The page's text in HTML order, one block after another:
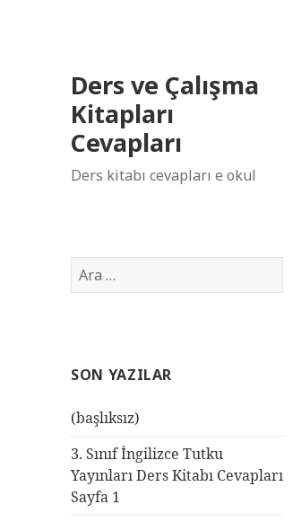
Ders ve Çalışma
Kitapları
Cevapları
Ders kitabı cevapları e okul
Arama:
SON YAZILAR
(başlıksız)
3. Sınıf İngilizce Tutku
Yayınları Ders Kitabı Cevapları
Sayfa 1